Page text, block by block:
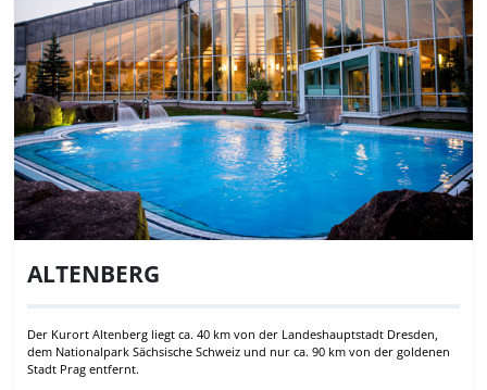
ALTENBERG
Der Kurort Altenberg liegt ca. 40 km von der Landeshauptstadt Dresden,
dem Nationalpark Sächsische Schweiz und nur ca. 90 km von der goldenen
Stadt Prag entfernt.